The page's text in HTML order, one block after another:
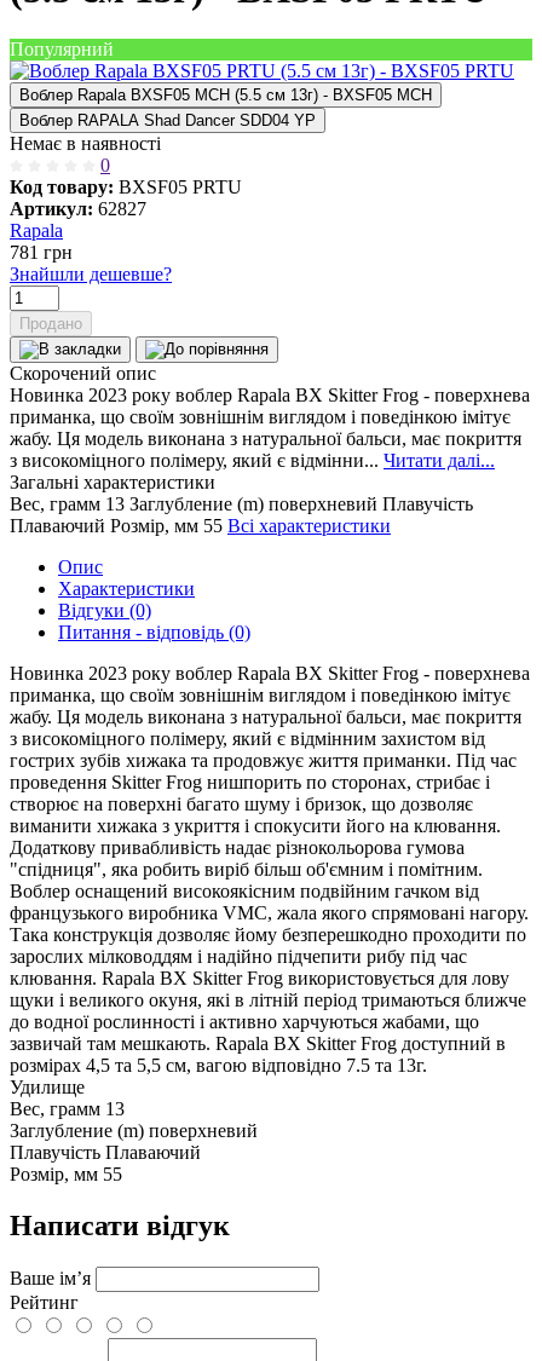
Популярний
Воблер Rapala BXSF05 MCH (5.5 см 13г) - BXSF05 MCH
Воблер RAPALA Shad Dancer SDD04 YP
Немає в наявності
0
Код товару: BXSF05 PRTU
Артикул: 62827
Rapala
781 грн
Знайшли дешевше?
Продано
Скорочений опис
Новинка 2023 року воблер Rapala BX Skitter Frog - поверхнева
приманка, що своїм зовнішнім виглядом і поведінкою імітує
жабу. Ця модель виконана з натуральної бальси, має покриття
з високоміцного полімеру, який є відмінни... Читати далі...
Загальні характеристики
Вес, грамм 13 Заглубление (m) поверхневий Плавучість
Плаваючий Розмір, мм 55 Всі характеристики
Опис
Характеристики
Відгуки (0)
Питання - відповідь (0)
Новинка 2023 року воблер Rapala BX Skitter Frog - поверхнева
приманка, що своїм зовнішнім виглядом і поведінкою імітує
жабу. Ця модель виконана з натуральної бальси, має покриття
з високоміцного полімеру, який є відмінним захистом від
гострих зубів хижака та продовжує життя приманки. Під час
проведення Skitter Frog нишпорить по сторонах, стрибає і
створює на поверхні багато шуму і бризок, що дозволяє
виманити хижака з укриття і спокусити його на клювання.
Додаткову привабливість надає різнокольорова гумова
"спідниця", яка робить виріб більш об'ємним і помітним.
Воблер оснащений високоякісним подвійним гачком від
французького виробника VMC, жала якого спрямовані нагору.
Така конструкція дозволяє йому безперешкодно проходити по
зарослих мілководдям і надійно підчепити рибу під час
клювання. Rapala BX Skitter Frog використовується для лову
щуки і великого окуня, які в літній період тримаються ближче
до водної рослинності і активно харчуються жабами, що
зазвичай там мешкають. Rapala BX Skitter Frog доступний в
розмірах 4,5 та 5,5 см, вагою відповідно 7.5 та 13г.
Удилище
Вес, грамм 13
Заглубление (m) поверхневий
Плавучість Плаваючий
Розмір, мм 55
Написати відгук
Ваше ім’я
Рейтинг